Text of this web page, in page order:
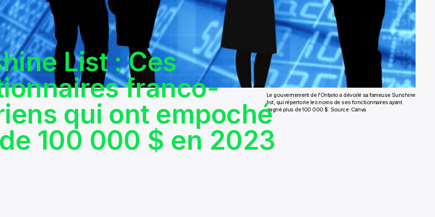
Le gouvernement de l'Ontario a dévoilé sa fameuse Sunshine
list, qui répertorie les noms de ses fonctionnaires ayant
gagné plus de 100 000 $. Source: Canva
List : Ces
franco-
qui ont empoché
100 000 $ en 2023